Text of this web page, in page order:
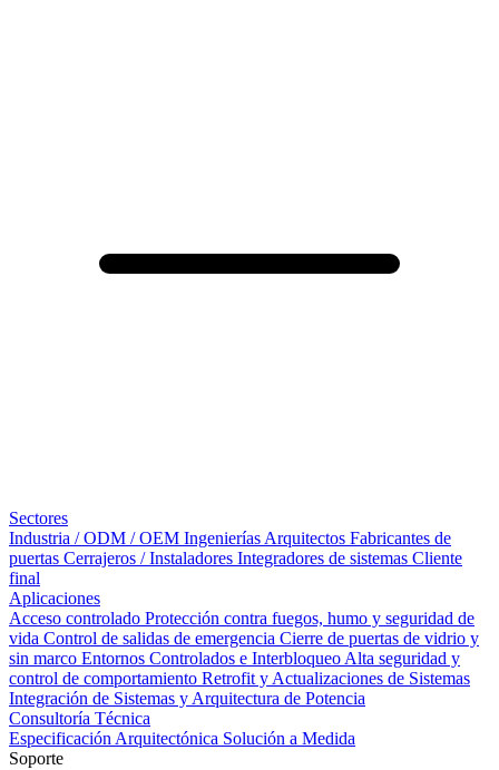
Sectores
Industria / ODM / OEM Ingenierías Arquitectos Fabricantes de
puertas Cerrajeros / Instaladores Integradores de sistemas Cliente
final
Aplicaciones
Acceso controlado Protección contra fuegos, humo y seguridad de
vida Control de salidas de emergencia Cierre de puertas de vidrio y
sin marco Entornos Controlados e Interbloqueo Alta seguridad y
control de comportamiento Retrofit y Actualizaciones de Sistemas
Integración de Sistemas y Arquitectura de Potencia
Consultoría Técnica
Especificación Arquitectónica Solución a Medida
Soporte